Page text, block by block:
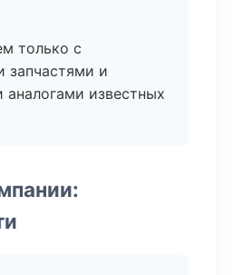
только с
запчастями и
аналогами известных